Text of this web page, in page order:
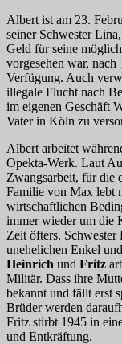
Albert ist am 23.
seiner Schwester
Geld für seine
vorgesehen war,
Verfügung. Auch
illegale Flucht nach
im eigenen Geschäft
Vater in Köln zu
Albert arbeitet
Opekta-Werk. Laut
Zwangsarbeit, für die
Familie von Max lebt
wirtschaftlichen
immer wieder um die
Zeit öfters.
unehelichen Enkel
Heinrich und Fritz
Militär. Dass ihre
bekannt und fällt erst
Brüder werden
Fritz stirbt 1945 in
und Entkräftung.